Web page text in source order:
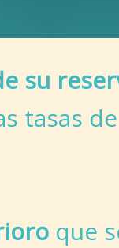
su
tasas
que